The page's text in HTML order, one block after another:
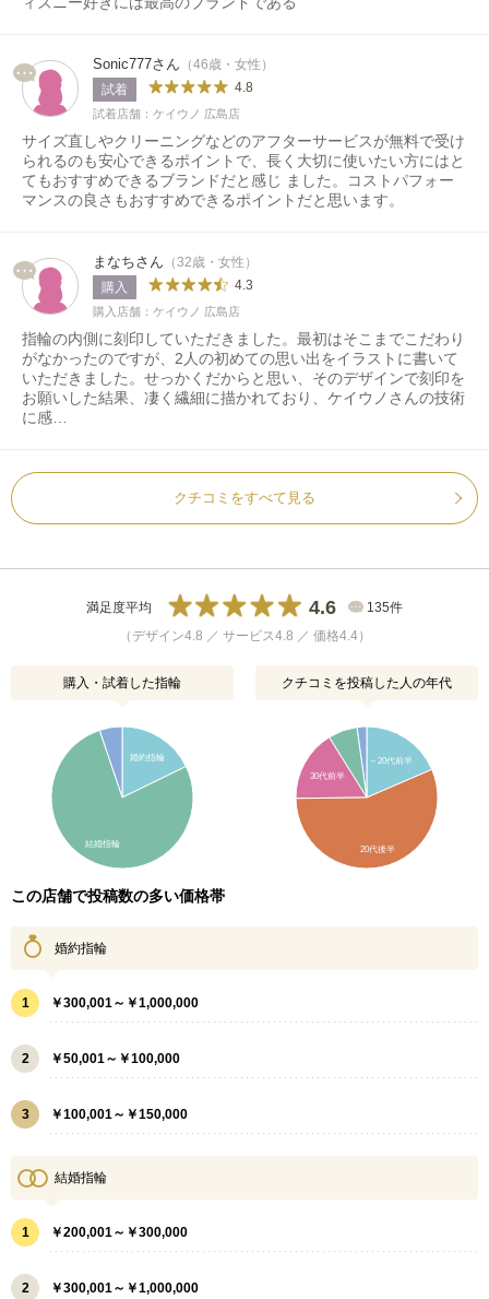
Sonic777さん （46歳・女性）
試着
4.8
試着店舗：ケイウノ 広島店
サイズ直しやクリーニングなどのアフターサービスが無料で受け
られるのも安心できるポイントで、長く大切に使いたい方にはと
てもおすすめできるブランドだと感じ ました。コストパフォー
マンスの良さもおすすめできるポイントだと思います。
まなちさん （32歳・女性）
購入
4.3
購入店舗：ケイウノ 広島店
指輪の内側に刻印していただきました。最初はそこまでこだわり
がなかったのですが、2人の初めての思い出をイラストに書いて
いただきました。せっかくだからと思い、そのデザインで刻印を
お願いした結果、凄く繊細に描かれており、ケイウノさんの技術
に感…
クチコミをすべて見る
満足度平均 4.6
135件
（デザイン4.8 ／ サービス4.8 ／ 価格4.4）
購入・試着した指輪
婚約指輪
結婚指輪
クチコミを投稿した人の年代
～20代前半
30代前半
20代後半
この店舗で投稿数の多い価格帯
婚約指輪
1 ￥300,001～￥1,000,000
2 ￥50,001～￥100,000
3 ￥100,001～￥150,000
結婚指輪
1 ￥200,001～￥300,000
2 ￥300,001～￥1,000,000